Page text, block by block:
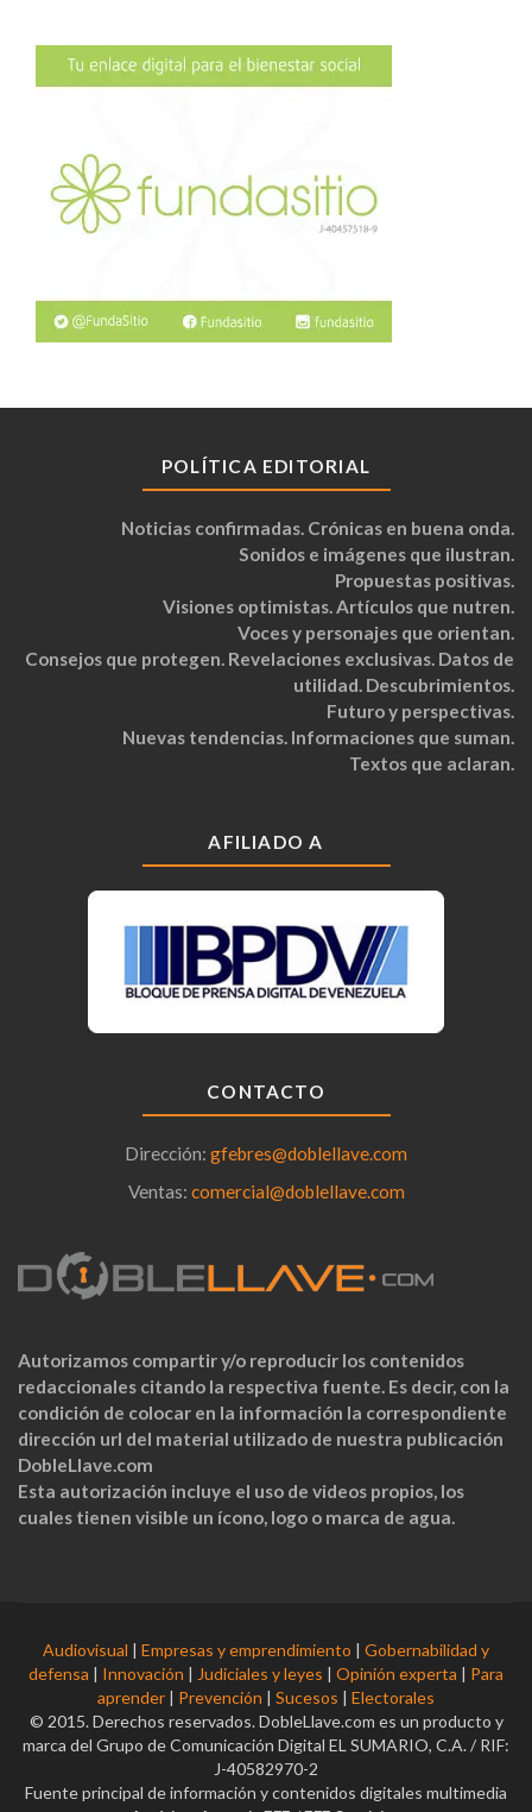
POLÍTICA EDITORIAL
Noticias confirmadas. Crónicas en buena onda.
Sonidos e imágenes que ilustran.
Propuestas positivas.
Visiones optimistas. Artículos que nutren.
Voces y personajes que orientan.
Consejos que protegen. Revelaciones exclusivas. Datos de
utilidad. Descubrimientos.
Futuro y perspectivas.
Nuevas tendencias. Informaciones que suman.
Textos que aclaran.
AFILIADO A
CONTACTO
Dirección: gfebres@doblellave.com
Ventas: comercial@doblellave.com
Autorizamos compartir y/o reproducir los contenidos
redaccionales citando la respectiva fuente. Es decir, con la
condición de colocar en la información la correspondiente
dirección url del material utilizado de nuestra publicación
DobleLlave.com
Esta autorización incluye el uso de videos propios, los
cuales tienen visible un ícono, logo o marca de agua.
Audiovisual | Empresas y emprendimiento | Gobernabilidad y
defensa | Innovación | Judiciales y leyes | Opinión experta | Para
aprender | Prevención | Sucesos | Electorales
© 2015. Derechos reservados. DobleLlave.com es un producto y
marca del Grupo de Comunicación Digital EL SUMARIO, C.A. / RIF:
J-40582970-2
Fuente principal de información y contenidos digitales multimedia